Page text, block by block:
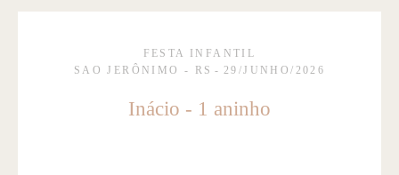
FESTA INFANTIL
SAO JERÔNIMO - RS
29/JUNHO/2026
Inácio - 1 aninho